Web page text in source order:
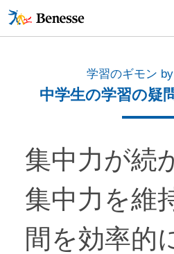
学習のギモン
中学生の学習の疑
集中力が続
集中力を維
間を効率的